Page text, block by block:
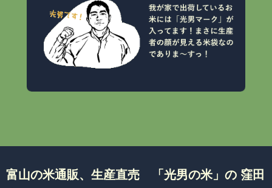
富山の米通販、生産直売 「光男の米」の 窪田